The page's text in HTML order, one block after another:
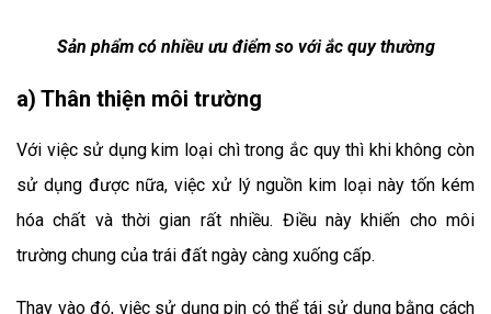
Sản phẩm có nhiều ưu điểm so với ắc quy thường
a) Thân thiện môi trường
Với việc sử dụng kim loại chì trong ắc quy thì khi không còn
sử dụng được nữa, việc xử lý nguồn kim loại này tốn kém
hóa chất và thời gian rất nhiều. Điều này khiến cho môi
trường chung của trái đất ngày càng xuống cấp.
Thay vào đó, việc sử dụng pin có thể tái sử dụng bằng cách